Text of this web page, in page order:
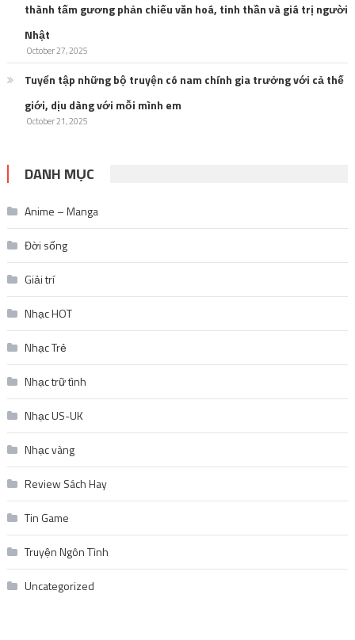
thành tấm gương phản chiếu văn hoá, tinh thần và giá trị người
Nhật
October 27, 2025
Tuyển tập những bộ truyện có nam chính gia trưởng với cả thế
giới, dịu dàng với mỗi mình em
October 21, 2025
DANH MỤC
Anime – Manga
Đời sống
Giải trí
Nhạc HOT
Nhạc Trẻ
Nhạc trữ tình
Nhạc US-UK
Nhạc vàng
Review Sách Hay
Tin Game
Truyện Ngôn Tình
Uncategorized